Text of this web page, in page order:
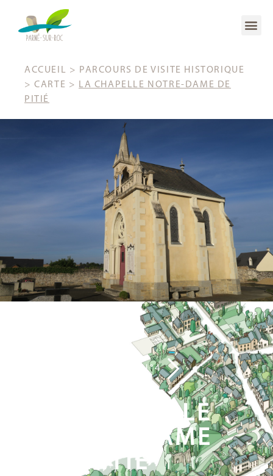
ACCUEIL > PARCOURS DE VISITE HISTORIQUE
>CARTE > LA CHAPELLE NOTRE-DAME DE
PITIÉ
N°4
LA CHAPELLE
NOTRE-DAME
DE PITIÉ